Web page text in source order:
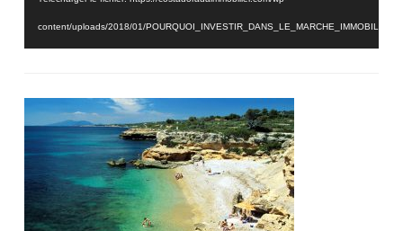
content/uploads/2018/01/